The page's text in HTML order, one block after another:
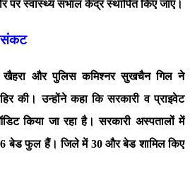
पर स्वास्थ्य संभाल केंद्र स्थापित किए जाए।
संकट
खैहरा और पुलिस कमिश्नर सुखचैन गिल ने
की। उन्होंने कहा कि सरकारी व प्राइवेट
किया जा रहा है। सरकारी अस्पतालों में
बेड फुल हैं। जिले में 30 और बेड शामिल किए